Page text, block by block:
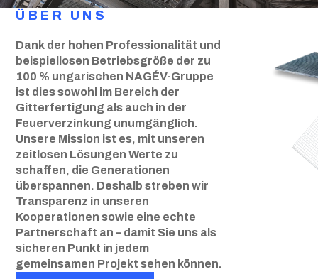
ÜBER UNS
Dank der hohen Professionalität und
beispiellosen Betriebsgröße der zu
100 % ungarischen NAGÉV-Gruppe
ist dies sowohl im Bereich der
Gitterfertigung als auch in der
Feuerverzinkung unumgänglich.
Unsere Mission ist es, mit unseren
zeitlosen Lösungen Werte zu
schaffen, die Generationen
überspannen. Deshalb streben wir
Transparenz in unseren
Kooperationen sowie eine echte
Partnerschaft an – damit Sie uns als
sicheren Punkt in jedem
gemeinsamen Projekt sehen können.